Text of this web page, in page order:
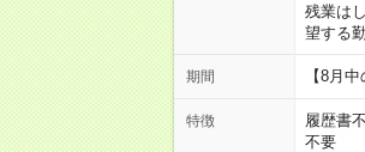
残業は
望する
期間 【8月
特徴 履歴書
不要